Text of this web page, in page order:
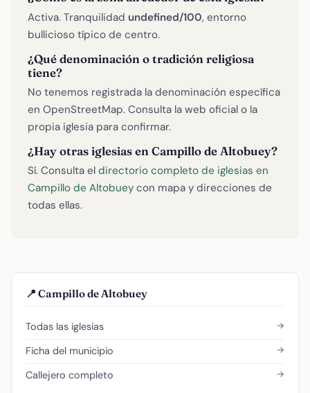
Activa. Tranquilidad undefined/100, entorno
bullicioso típico de centro.
¿Qué denominación o tradición religiosa
tiene?
No tenemos registrada la denominación específica
en OpenStreetMap. Consulta la web oficial o la
propia iglesia para confirmar.
¿Hay otras iglesias en Campillo de Altobuey?
Sí. Consulta el directorio completo de iglesias en
Campillo de Altobuey con mapa y direcciones de
todas ellas.
📍 Campillo de Altobuey
Todas las iglesias →
Ficha del municipio →
Callejero completo →